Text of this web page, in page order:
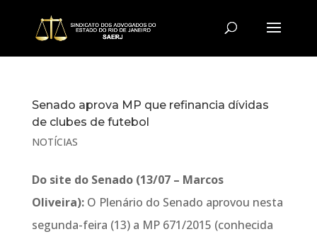
Senado aprova MP que refinancia dívidas
de clubes de futebol
NOTÍCIAS
Do site do Senado (13/07 – Marcos
Oliveira): O Plenário do Senado aprovou nesta
segunda-feira (13) a MP 671/2015 (conhecida